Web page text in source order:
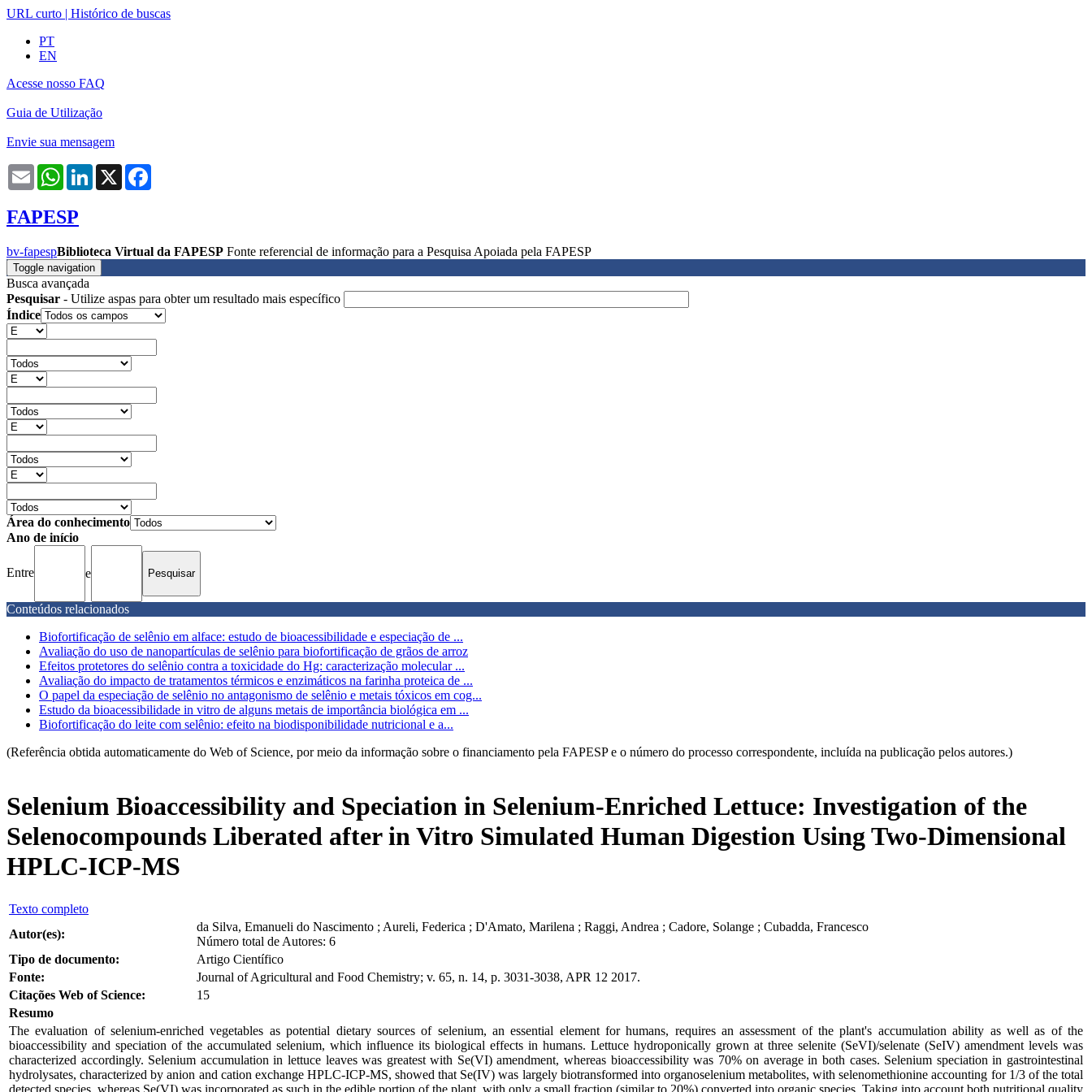
URL curto | Histórico de buscas
PT
EN
Acesse nosso FAQ
Guia de Utilização
Envie sua mensagem
Email WhatsAppLinkedIn
X
FAPESP
bv-fapespBiblioteca Virtual da FAPESP Fonte referencial de informação para a Pesquisa Apoiada pela FAPESP
Toggle navigation
Busca avançada
Pesquisar - Utilize aspas para obter um resultado mais específico
Índice
Área do conhecimento
Ano de início
Entre e
Conteúdos relacionados
Biofortificação de selênio em alface: estudo de bioacessibilidade e especiação de ...
Avaliação do uso de nanopartículas de selênio para biofortificação de grãos de arroz
Efeitos protetores do selênio contra a toxicidade do Hg: caracterização molecular ...
Avaliação do impacto de tratamentos térmicos e enzimáticos na farinha proteica de ...
O papel da especiação de selênio no antagonismo de selênio e metais tóxicos em cog...
Estudo da bioacessibilidade in vitro de alguns metais de importância biológica em ...
Biofortificação do leite com selênio: efeito na biodisponibilidade nutricional e a...
(Referência obtida automaticamente do Web of Science, por meio da informação sobre o financiamento pela FAPESP e o número do processo correspondente, incluída na publicação pelos autores.)
Selenium Bioaccessibility and Speciation in Selenium-Enriched Lettuce: Investigation of the
Selenocompounds Liberated after in Vitro Simulated Human Digestion Using Two-Dimensional
HPLC-ICP-MS
Texto completo
Autor(es):
da Silva, Emanueli do Nascimento ; Aureli, Federica ; D'Amato, Marilena ; Raggi, Andrea ; Cadore, Solange ; Cubadda, Francesco
Número total de Autores: 6
Tipo de documento:
Artigo Científico
Fonte:
Journal of Agricultural and Food Chemistry; v. 65, n. 14, p. 3031-3038, APR 12 2017.
Citações Web of Science:
15
Resumo
The evaluation of selenium-enriched vegetables as potential dietary sources of selenium, an essential element for humans, requires an assessment of the plant's accumulation ability as well as of the
bioaccessibility and speciation of the accumulated selenium, which influence its biological effects in humans. Lettuce hydroponically grown at three selenite (SeVI)/selenate (SeIV) amendment levels was
characterized accordingly. Selenium accumulation in lettuce leaves was greatest with Se(VI) amendment, whereas bioaccessibility was 70% on average in both cases. Selenium speciation in gastrointestinal
hydrolysates, characterized by anion and cation exchange HPLC-ICP-MS, showed that Se(IV) was largely biotransformed into organoselenium metabolites, with selenomethionine accounting for 1/3 of the total
detected species, whereas Se(VI) was incorporated as such in the edible portion of the plant, with only a small fraction (similar to,20%) converted into organic species. Taking into account both nutritional quality